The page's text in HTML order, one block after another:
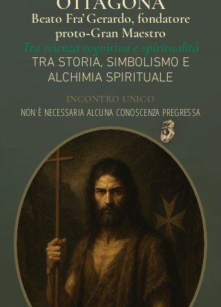
Beato Fra’ Gerardo, fondatore
proto‑Gran Maestro
Tra scienza cognitiva e spiritualità
TRA STORIA, SIMBOLISMO E
ALCHIMIA SPIRITUALE
INCONTRO UNICO
NON È NECESSARIA ALCUNA CONOSCENZA PREGRESSA